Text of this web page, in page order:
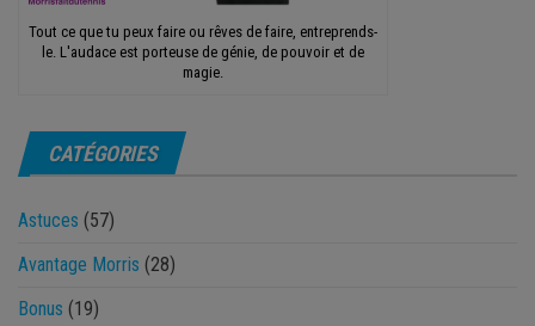
Tout ce que tu peux faire ou rêves de faire, entreprends-
le. L'audace est porteuse de génie, de pouvoir et de
magie.
CATÉGORIES
Astuces (57)
Avantage Morris (28)
Bonus (19)